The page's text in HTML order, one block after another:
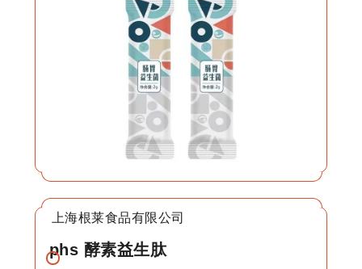
上海根莱食品有限公司
phs 酵素益生肽